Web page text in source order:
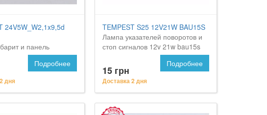
24V5W_W2,1x9,5d
и панель
w2,1x9,5d w5w 24v 5w
на FORD Maverick
дня
Подробнее
TEMPEST S25 12V21W BAU15S
Лампа указателей поворотов и
стоп сигналов 12v 21w bau15s
(смещенный цоколь) <tempest>
на Форд Маверик
15 грн
Доставка 2 дня
Подробнее